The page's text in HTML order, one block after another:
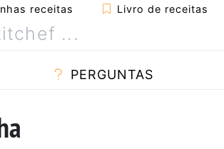
receitas Livro de receitas
PERGUNTAS